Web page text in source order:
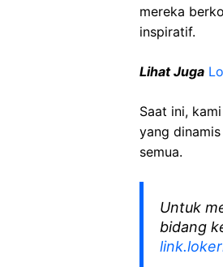
mereka
inspiratif.
Lihat Juga
Saat ini,
yang
semua.
Untuk
bidang